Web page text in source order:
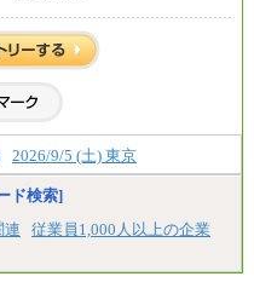
円
能力を考慮の上、当社規程に
2026/9/5 (土) 東京
ド検索]
連
従業員1,000人以上の企業